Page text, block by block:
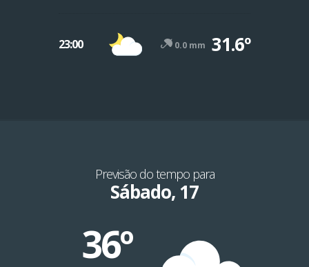
23:00 0.0 mm 31.6º
Previsão do tempo para
Sábado, 17
36º